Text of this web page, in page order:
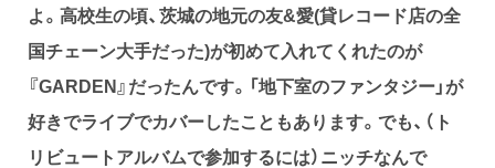
よ。高校生の頃、茨城の地元の友&愛(貸レコード店の全
国チェーン大手だった)が初めて入れてくれたのが
『GARDEN』だったんです。「地下室のファンタジー」が
好きでライブでカバーしたこともあります。でも、（ト
リビュートアルバムで参加するには）ニッチなんで